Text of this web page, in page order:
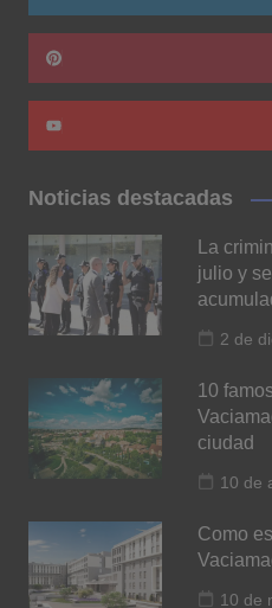
Noticias destacadas
La
julio y
2 de
10
ciudad
10 de
Como
10 de